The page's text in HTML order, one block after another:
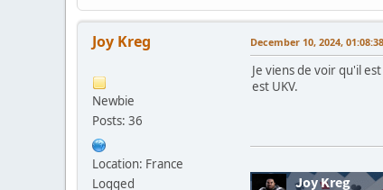
Joy Kreg
Newbie
Posts: 36
Location: France
Logged
December 10, 2024,
Je viens de voir qu'il
est UKV.